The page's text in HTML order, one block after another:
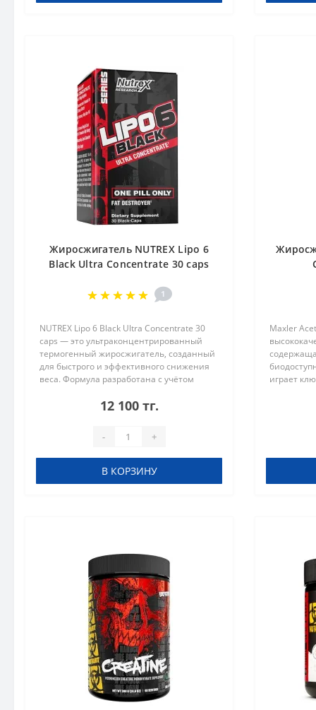
Жиросжигатель NUTREX Lipo 6
Black Ultra Concentrate 30 caps
1
NUTREX Lipo 6 Black Ultra Concentrate 30
caps — это ультраконцентрированный
термогенный жиросжигатель, созданный
для быстрого и эффективного снижения
веса. Формула разработана с учётом
веществ, которые помогают уско..
12 100 тг.
- +
В КОРЗИНУ
Maxler
играет
своей